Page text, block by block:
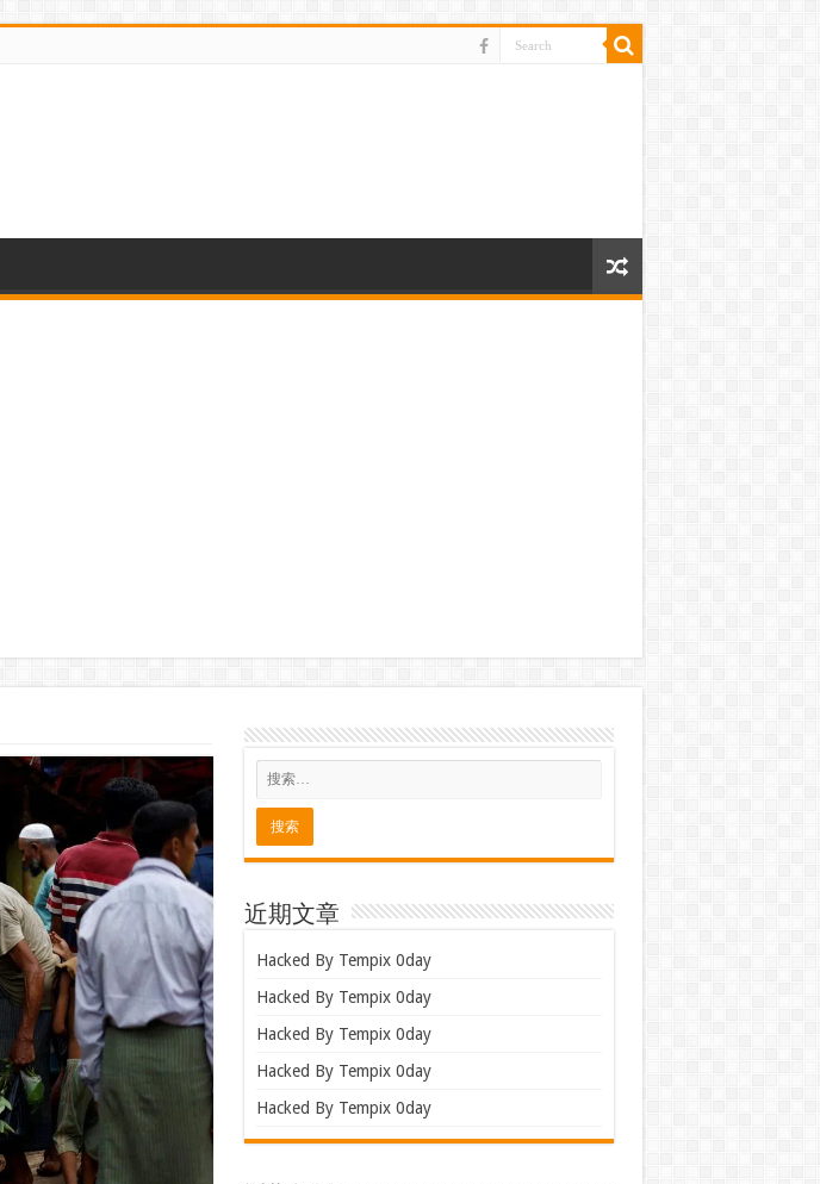
近期文章
Hacked By Tempix 0day
Hacked By Tempix 0day
Hacked By Tempix 0day
Hacked By Tempix 0day
Hacked By Tempix 0day